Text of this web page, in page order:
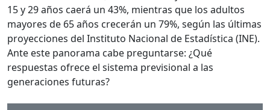
15 y 29 años caerá un 43%, mientras que los adultos
mayores de 65 años crecerán un 79%, según las últimas
proyecciones del Instituto Nacional de Estadística (INE).
Ante este panorama cabe preguntarse: ¿Qué
respuestas ofrece el sistema previsional a las
generaciones futuras?